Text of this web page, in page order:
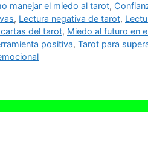
manejar el miedo al tarot,
, Lectura negativa de tarot,
del tarot, Miedo al futuro en
positiva, Tarot para